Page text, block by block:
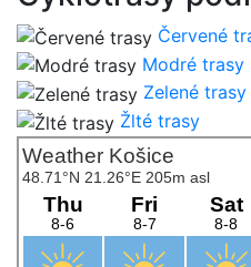
Červené
Modré trasy
Zelené trasy
Žlté trasy